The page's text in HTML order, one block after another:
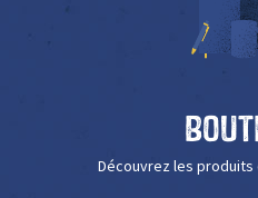
Découvrez les produits